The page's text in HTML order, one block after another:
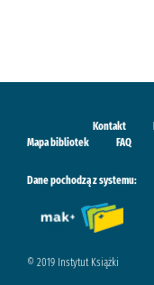
Kontakt
Mapa bibliotek
FAQ
Dane pochodzą z systemu:
© 2019 Instytut Książki